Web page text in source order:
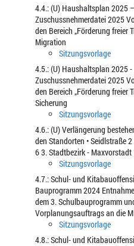
4.4.: (U) Haushaltsplan 2025
Zuschussnehmerdatei 2025
den Bereich „Förderung freier
Migration
Sitzungsvorlage
4.5.: (U) Haushaltsplan 2025
Zuschussnehmerdatei 2025
den Bereich „Förderung freier
Sicherung
Sitzungsvorlage
4.6.: (U) Verlängerung
den Standorten • Seidlstraße
6 3. Stadtbezirk -
Sitzungsvorlage
4.7.: Schul- und
Bauprogramm 2024
dem 3. Schulbauprogramm
Vorplanungsauftrags an die
Sitzungsvorlage
4.8.: Schul- und